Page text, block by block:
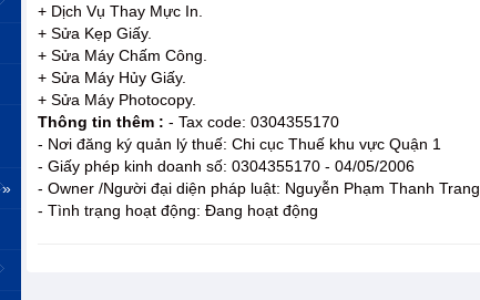
+ Dịch Vụ Thay Mực In.
+ Sửa Kẹp Giấy.
+ Sửa Máy Chấm Công.
+ Sửa Máy Hủy Giấy.
+ Sửa Máy Photocopy.
Thông tin thêm : - Tax code: 0304355170
- Nơi đăng ký quản lý thuế: Chi cục Thuế khu vực Quận 1
- Giấy phép kinh doanh số: 0304355170 - 04/05/2006
- Owner /Người đại diện pháp luật: Nguyễn Phạm Thanh Trang
- Tình trạng hoạt động: Đang hoạt động